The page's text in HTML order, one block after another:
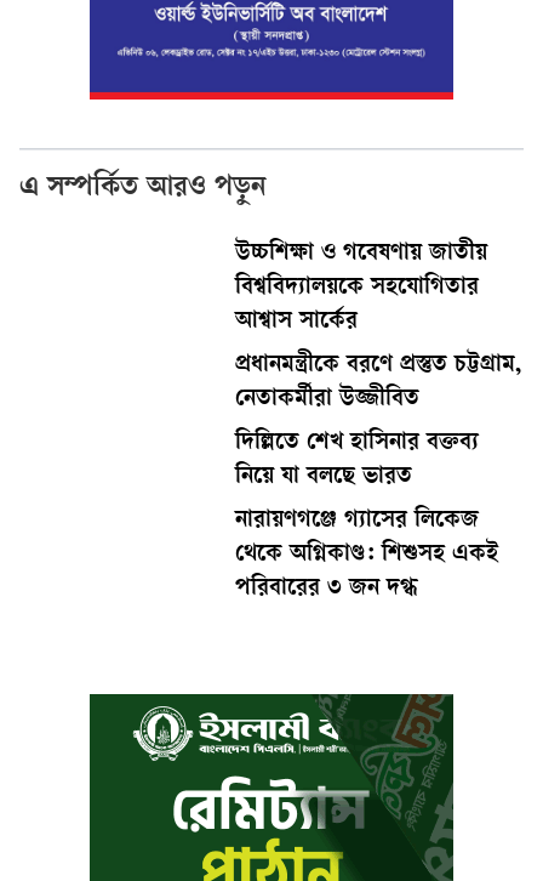
এ সম্পর্কিত আরও পড়ুন
উচ্চশিক্ষা ও গবেষণায় জাতীয়
বিশ্ববিদ্যালয়কে সহযোগিতার
আশ্বাস সার্কের
প্রধানমন্ত্রীকে বরণে প্রস্তুত চট্টগ্রাম,
নেতাকর্মীরা উজ্জীবিত
দিল্লিতে শেখ হাসিনার বক্তব্য
নিয়ে যা বলছে ভারত
নারায়ণগঞ্জে গ্যাসের লিকেজ
থেকে অগ্নিকাণ্ড: শিশুসহ একই
পরিবারের ৩ জন দগ্ধ